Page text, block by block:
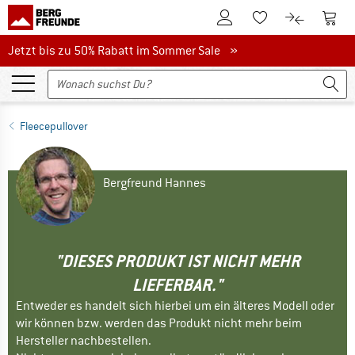
Zum KundenkontoZum Merkzettel.
Zum Zum
Jetzt bis zu 50% Rabatt im Sommer Sale
Jetzt bis zu 50% Rabatt im Sommer Sale »
Fleecepullover
Bergfreund Hannes
"DIESES PRODUKT IST NICHT MEHR
LIEFERBAR."
Entweder es handelt sich hierbei um ein älteres Modell oder
wir können bzw. werden das Produkt nicht mehr beim
Hersteller nachbestellen.